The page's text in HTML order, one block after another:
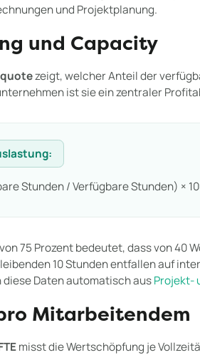
und Projektplanung.
und Capacity
zeigt, welcher Anteil der
ist sie ein zentraler
Stunden / Verfügbare Stunden) ×
75 Prozent bedeutet, dass von 40
10 Stunden entfallen auf
diese Daten automatisch ausProjekt-
Mitarbeitendem
misst die Wertschöpfung je